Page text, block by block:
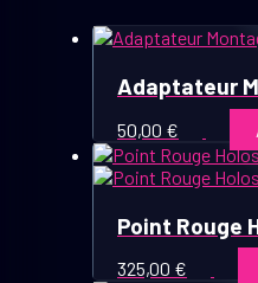
Adaptateur
50,00 €
Point Rouge
325,00 €